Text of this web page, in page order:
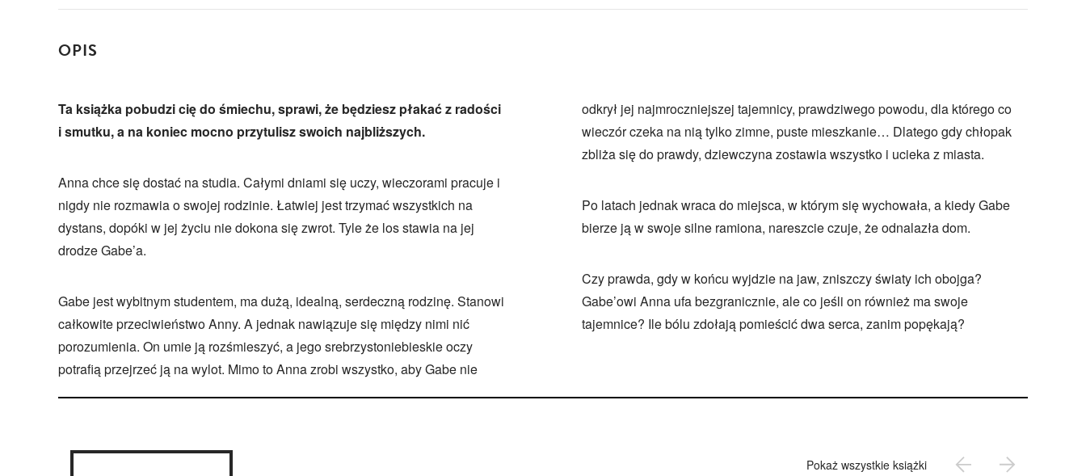
OPIS
Ta książka pobudzi cię do śmiechu, sprawi, że będziesz płakać z radości
i smutku, a na koniec mocno przytulisz swoich najbliższych.
Anna chce się dostać na studia. Całymi dniami się uczy, wieczorami pracuje i
nigdy nie rozmawia o swojej rodzinie. Łatwiej jest trzymać wszystkich na
dystans, dopóki w jej życiu nie dokona się zwrot. Tyle że los stawia na jej
drodze Gabe’a.
Gabe jest wybitnym studentem, ma dużą, idealną, serdeczną rodzinę. Stanowi
całkowite przeciwieństwo Anny. A jednak nawiązuje się między nimi nić
porozumienia. On umie ją rozśmieszyć, a jego srebrzystoniebieskie oczy
potrafią przejrzeć ją na wylot. Mimo to Anna zrobi wszystko, aby Gabe nie
odkrył jej najmroczniejszej tajemnicy, prawdziwego powodu, dla którego co
wieczór czeka na nią tylko zimne, puste mieszkanie… Dlatego gdy chłopak
zbliża się do prawdy, dziewczyna zostawia wszystko i ucieka z miasta.
Po latach jednak wraca do miejsca, w którym się wychowała, a kiedy Gabe
bierze ją w swoje silne ramiona, nareszcie czuje, że odnalazła dom.
Czy prawda, gdy w końcu wyjdzie na jaw, zniszczy światy ich obojga?
Gabe’owi Anna ufa bezgranicznie, ale co jeśli on również ma swoje
tajemnice? Ile bólu zdołają pomieścić dwa serca, zanim popękają?
Pokaż wszystkie książki